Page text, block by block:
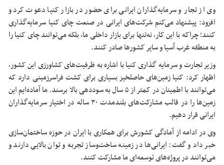
وی از تجار و سرمایه‌گذاران ایرانی برای حضور در بازار کنیا دعوت کرد و
افزود: پیشنهاد می‌کنم شرکت‌های ایرانی در صنعت چای کنیا سرمایه‌گذاری
کنند؛ چراکه با این کار، نه‌تنها برای بازار داخلی ما، بلکه می‌توانند چای کنیا را
به منطقه غرب آسیا و سایر کشورها صادر کنند.
وزیر تجارت و سرمایه گذاری کنیا با اشاره به ظرفیت‌های کشاورزی این کشور،
اظهار کرد: کنیا زمین‌های حاصلخیز بسیاری برای کشتفراسرزمینی دارد که
می‌توانند با اطمینان در کمتر از ۵ سال به سوددهی بالا برسند. ما آماده‌ایم این
زمین‌ها را در قالب مشارکت‌های بلندمدت ۳۰ ساله در اختیار سرمایه‌گذاران
ایرانی قرار دهیم.
وی در ادامه از آمادگی کشورش برای همکاری با ایران در حوزه ساختمان‌سازی
خبر داد و گفت: ایرانی‌ها در زمینه ساخت‌وساز تجربه و توان بالایی دارند و
می‌توانند در پروژه‌های توسعه‌ای ما مشارکت کنند.